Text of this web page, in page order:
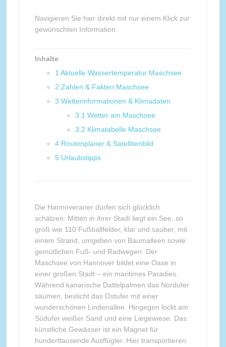
Navigieren Sie hier direkt mit nur einem Klick zur
gewünschten Information:
Inhalte
1 Aktuelle Wassertemperatur Maschsee
2 Zahlen & Fakten Maschsee
3 Wetterinformationen & Klimadaten
3.1 Wetter am Maschsee
3.2 Klimatabelle Maschsee
4 Routenplaner & Satellitenbild
5 Urlaubstipps
Die Hannoveraner dürfen sich glücklich
schätzen: Mitten in ihrer Stadt liegt ein See, so
groß wie 110 Fußballfelder, klar und sauber, mit
einem Strand, umgeben von Baumalleen sowie
gemütlichen Fuß- und Radwegen. Der
Maschsee von Hannover bildet eine Oase in
einer großen Stadt – ein maritimes Paradies.
Während kanarische Dattelpalmen das Nordufer
säumen, besticht das Ostufer mit einer
wunderschönen Lindenallee. Hingegen lockt am
Südufer weißer Sand und eine Liegewiese. Das
künstliche Gewässer ist ein Magnet für
hunderttausende Ausflügler. Hier transportieren